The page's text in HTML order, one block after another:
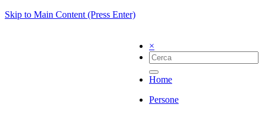
Skip to Main Content (Press Enter)
×
Home
Persone